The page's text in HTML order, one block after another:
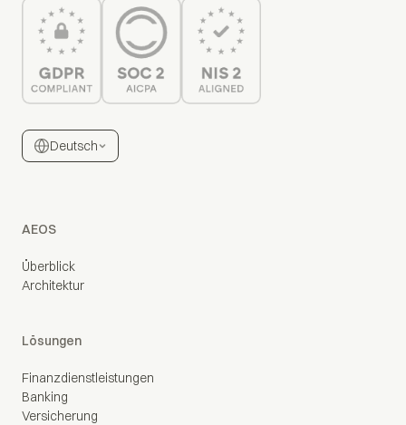
Deutsch
AEOS
Überblick
Architektur
Lösungen
Finanzdienstleistungen
Banking
Versicherung